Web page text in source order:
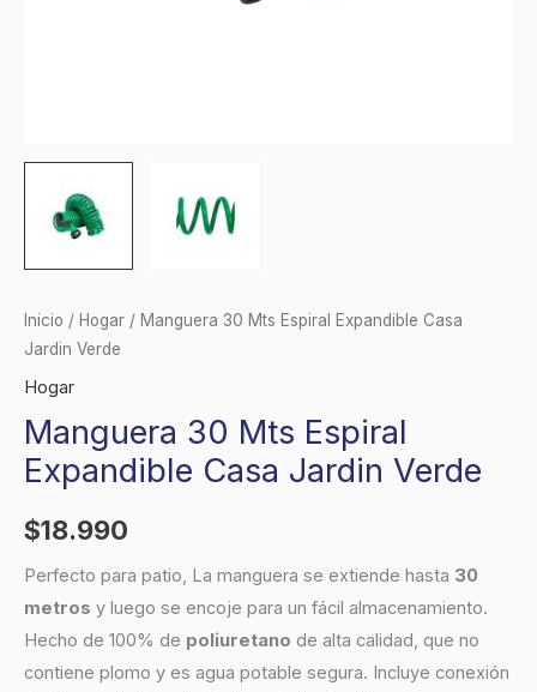
Inicio / Hogar / Manguera 30 Mts Espiral Expandible Casa
Jardin Verde
Hogar
Manguera 30 Mts Espiral
Expandible Casa Jardin Verde
$18.990
Perfecto para patio, La manguera se extiende hasta 30
metros y luego se encoje para un fácil almacenamiento.
Hecho de 100% de poliuretano de alta calidad, que no
contiene plomo y es agua potable segura. Incluye conexión